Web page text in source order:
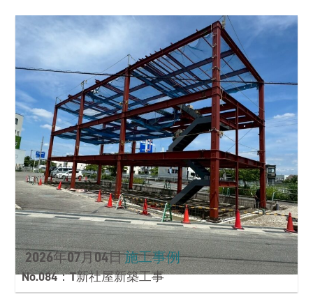
2026年07月04日施工事例
No.084：T新社屋新築工事